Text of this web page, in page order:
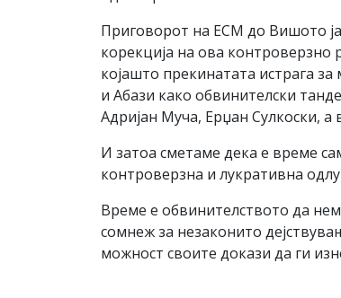
Приговорот на ЕСМ до Вишото
корекција на ова
којашто прекинатата истрага
и Абази како обвинителски
Адријан Муча, Ерџан Сулкоски,
И затоа сметаме дека е време
контроверзна и лукративна
Време е обвинителството да
сомнеж за незаконито
можност своите докази да ги